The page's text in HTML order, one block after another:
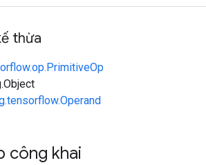
thừa
công khai